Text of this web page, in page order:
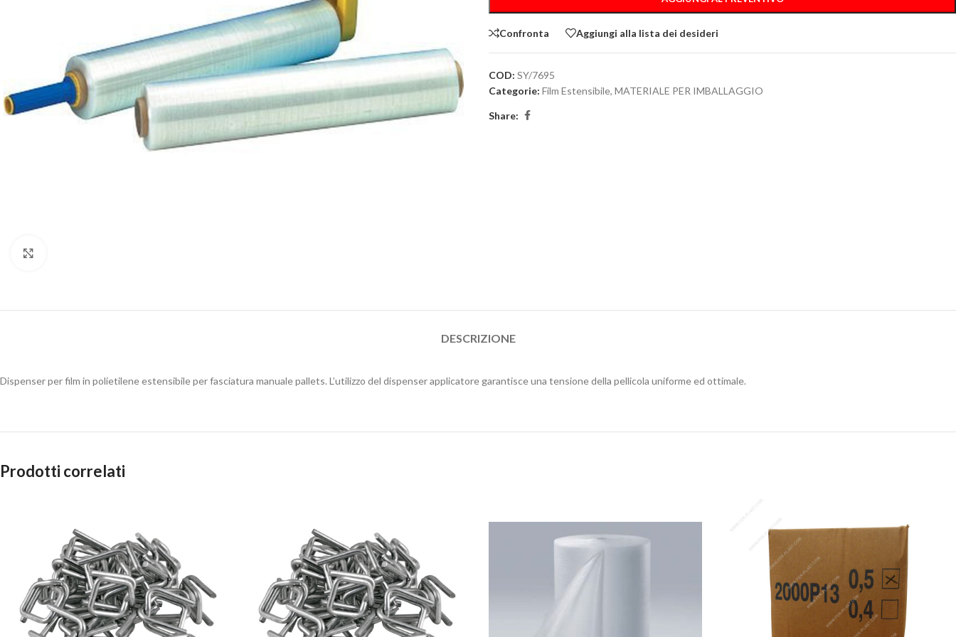
Confronta Aggiungi alla lista dei desideri
COD: SY/7695
Categorie: Film Estensibile, MATERIALE PER IMBALLAGGIO
Share:
DESCRIZIONE
Dispenser per film in polietilene estensibile per fasciatura manuale pallets. L’utilizzo del dispenser applicatore garantisce una tensione della pellicola uniforme ed ottimale.
Prodotti correlati